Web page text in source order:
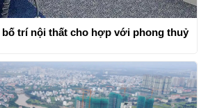
trí nội thất cho hợp với phong thuỷ